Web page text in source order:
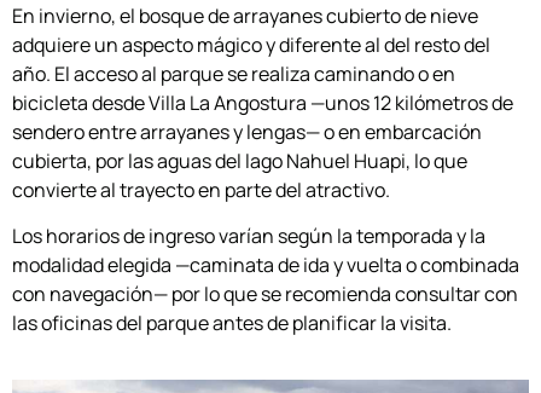
En invierno, el bosque de arrayanes cubierto de nieve
adquiere un aspecto mágico y diferente al del resto del
año. El acceso al parque se realiza caminando o en
bicicleta desde Villa La Angostura —unos 12 kilómetros de
sendero entre arrayanes y lengas— o en embarcación
cubierta, por las aguas del lago Nahuel Huapi, lo que
convierte al trayecto en parte del atractivo.
Los horarios de ingreso varían según la temporada y la
modalidad elegida —caminata de ida y vuelta o combinada
con navegación— por lo que se recomienda consultar con
las oficinas del parque antes de planificar la visita.